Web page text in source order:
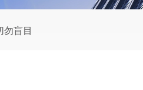
勿盲目